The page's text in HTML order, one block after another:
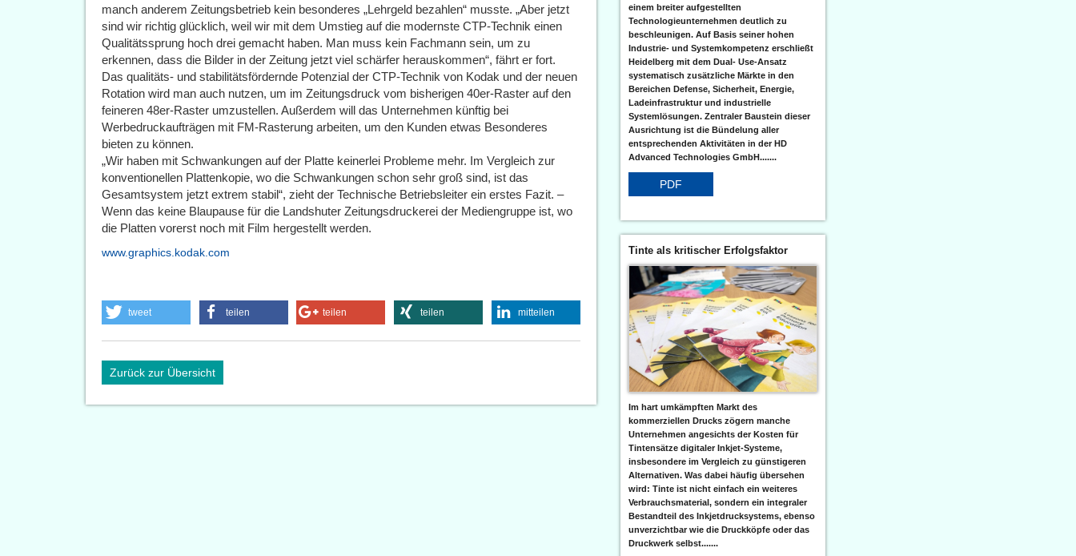
manch anderem Zeitungsbetrieb kein besonderes „Lehrgeld bezahlen“ musste. „Aber jetzt
sind wir richtig glücklich, weil wir mit dem Umstieg auf die modernste CTP-Technik einen
Qualitätssprung hoch drei gemacht haben. Man muss kein Fachmann sein, um zu
erkennen, dass die Bilder in der Zeitung jetzt viel schärfer herauskommen“, fährt er fort.
Das qualitäts- und stabilitätsfördernde Potenzial der CTP-Technik von Kodak und der neuen
Rotation wird man auch nutzen, um im Zeitungsdruck vom bisherigen 40er-Raster auf den
feineren 48er-Raster umzustellen. Außerdem will das Unternehmen künftig bei
Werbedruckaufträgen mit FM-Rasterung arbeiten, um den Kunden etwas Besonderes
bieten zu können.
„Wir haben mit Schwankungen auf der Platte keinerlei Probleme mehr. Im Vergleich zur
konventionellen Plattenkopie, wo die Schwankungen schon sehr groß sind, ist das
Gesamtsystem jetzt extrem stabil“, zieht der Technische Betriebsleiter ein erstes Fazit. –
Wenn das keine Blaupause für die Landshuter Zeitungsdruckerei der Mediengruppe ist, wo
die Platten vorerst noch mit Film hergestellt werden.
www.graphics.kodak.com
tweet teilen teilen teilen mitteilen
Zurück zur Übersicht
einem breiter aufgestellten
Technologieunternehmen deutlich zu
beschleunigen. Auf Basis seiner hohen
Industrie- und Systemkompetenz erschließt
Heidelberg mit dem Dual- Use-Ansatz
systematisch zusätzliche Märkte in den
Bereichen Defense, Sicherheit, Energie,
Ladeinfrastruktur und industrielle
Systemlösungen. Zentraler Baustein dieser
Ausrichtung ist die Bündelung aller
entsprechenden Aktivitäten in der HD
Advanced Technologies GmbH.......
PDF
Tinte als kritischer Erfolgsfaktor
Im hart umkämpften Markt des
kommerziellen Drucks zögern manche
Unternehmen angesichts der Kosten für
Tintensätze digitaler Inkjet-Systeme,
insbesondere im Vergleich zu günstigeren
Alternativen. Was dabei häufig übersehen
wird: Tinte ist nicht einfach ein weiteres
Verbrauchsmaterial, sondern ein integraler
Bestandteil des Inkjetdrucksystems, ebenso
unverzichtbar wie die Druckköpfe oder das
Druckwerk selbst.......